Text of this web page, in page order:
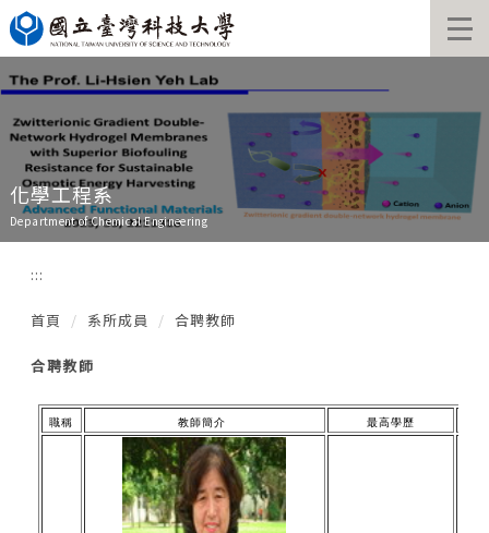
跳
到
主
要
內
容
區
化學工程系
Department of Chemical Engineering
:::
首頁 系所成員 合聘教師
合聘教師
職稱 教師簡介 最高學歷